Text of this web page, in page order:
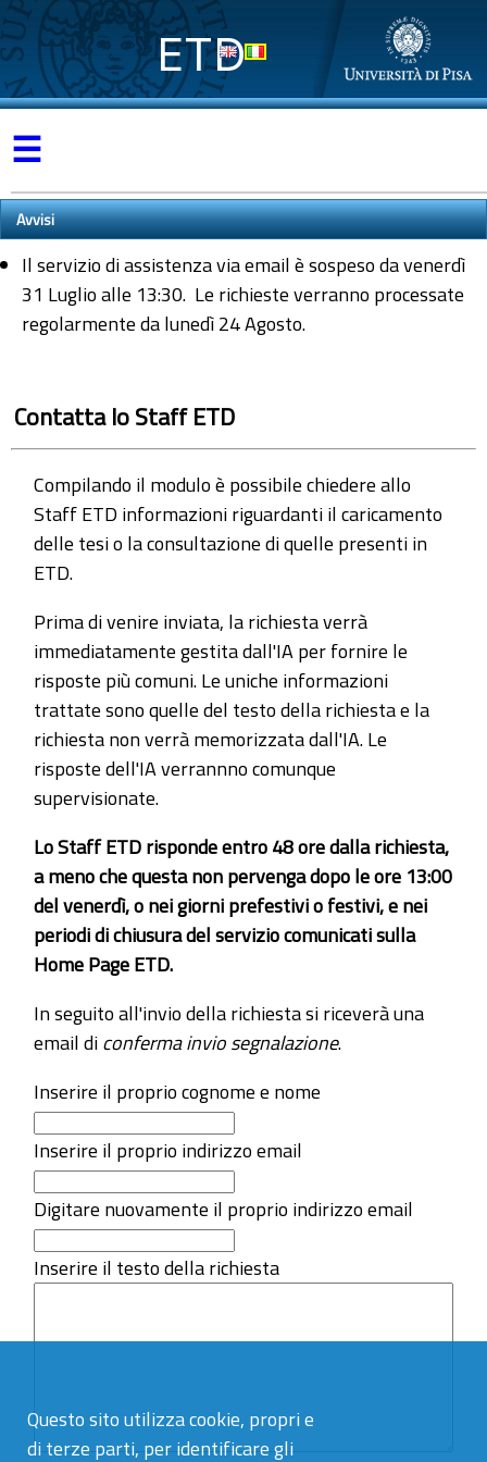
Questo sito utilizza cookie, propri e
di terze parti, per identificare gli
ETD
☰
Avvisi
Il servizio di assistenza via email è sospeso da venerdì
31 Luglio alle 13:30. Le richieste verranno processate
regolarmente da lunedì 24 Agosto.
Contatta lo Staff ETD
Compilando il modulo è possibile chiedere allo
Staff ETD informazioni riguardanti il caricamento
delle tesi o la consultazione di quelle presenti in
ETD.
Prima di venire inviata, la richiesta verrà
immediatamente gestita dall'IA per fornire le
risposte più comuni. Le uniche informazioni
trattate sono quelle del testo della richiesta e la
richiesta non verrà memorizzata dall'IA. Le
risposte dell'IA verrannno comunque
supervisionate.
Lo Staff ETD risponde entro 48 ore dalla richiesta,
a meno che questa non pervenga dopo le ore 13:00
del venerdì, o nei giorni prefestivi o festivi, e nei
periodi di chiusura del servizio comunicati sulla
Home Page ETD.
In seguito all'invio della richiesta si riceverà una
email diconferma invio segnalazione.
Inserire il proprio cognome e nome
Inserire il proprio indirizzo email
Digitare nuovamente il proprio indirizzo email
Inserire il testo della richiesta